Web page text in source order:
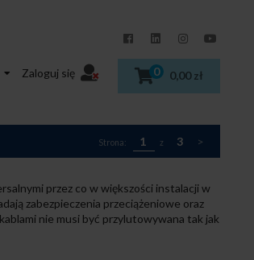
Zaloguj się 0 0,00 zł
Strona: 1 z 3 >
przez co w większości instalacji w
zabezpieczenia przeciążeniowe oraz
nie musi być przylutowywana tak jak